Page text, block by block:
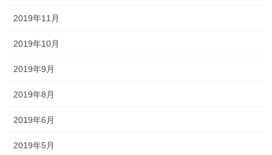
2019年11月
2019年10月
2019年9月
2019年8月
2019年6月
2019年5月